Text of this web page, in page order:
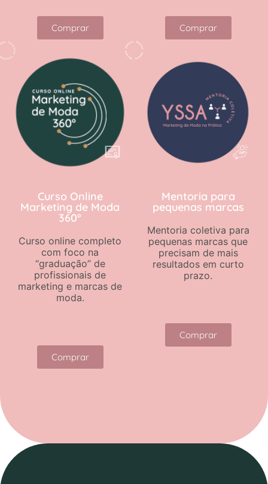
Comprar Comprar
Curso Online
Marketing de Moda
360°
Curso online completo
com foco na
“graduação” de
profissionais de
marketing e marcas de
moda.
Comprar
Mentoria para
pequenas marcas
Mentoria coletiva para
pequenas marcas que
precisam de mais
resultados em curto
prazo.
Comprar